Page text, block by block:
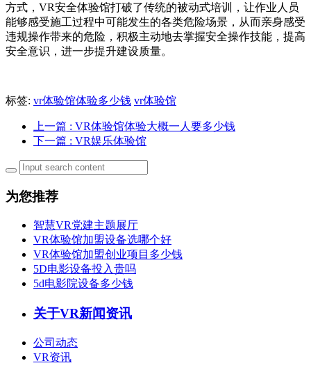
方式，VR安全体验馆打破了传统的被动式培训，让作业人员
能够感受施工过程中可能发生的各类危险场景，从而亲身感受
违规操作带来的危险，积极主动地去掌握安全操作技能，提高
安全意识，进一步提升建设质量。
标签: vr体验馆体验多少钱 vr体验馆
上一篇 : VR体验馆体验大概一人要多少钱
下一篇 : VR娱乐体验馆
为您推荐
智慧VR党建主题展厅
VR体验馆加盟设备选哪个好
VR体验馆加盟创业项目多少钱
5D电影设备投入贵吗
5d电影院设备多少钱
关于VR新闻资讯
公司动态
VR资讯